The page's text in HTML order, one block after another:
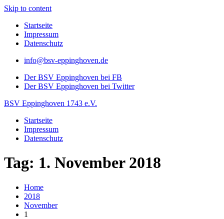
Skip to content
Startseite
Impressum
Datenschutz
info@bsv-eppinghoven.de
Der BSV Eppinghoven bei FB
Der BSV Eppinghoven bei Twitter
BSV Eppinghoven 1743 e.V.
Startseite
Impressum
Datenschutz
Tag: 1. November 2018
Home
2018
November
1